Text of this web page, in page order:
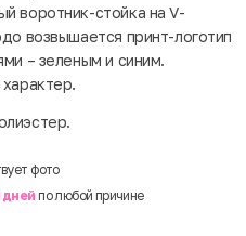
воротник-стойка на V-
возвышается принт-логотип
– зеленым и синим.
фото
дней по любой причине